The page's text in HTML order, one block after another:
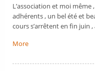
L’association et moi
adhérents , un bel été et
cours s’arrêtent en fin juin ,
More